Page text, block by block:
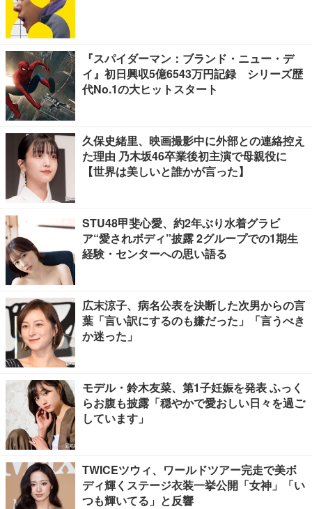
『スパイダーマン：ブランド・ニュー・デ
イ』初日興収5億6543万円記録 シリーズ歴
代No.1の大ヒットスタート
久保史緒里、映画撮影中に外部との連絡控え
た理由 乃木坂46卒業後初主演で母親役に
【世界は美しいと誰かが言った】
STU48甲斐心愛、約2年ぶり水着グラビ
ア“愛されボディ”披露 2グループでの1期生
経験・センターへの思い語る
広末涼子、病名公表を決断した次男からの言
葉「言い訳にするのも嫌だった」「言うべき
か迷った」
モデル・鈴木友菜、第1子妊娠を発表 ふっく
らお腹も披露「穏やかで愛おしい日々を過ご
しています」
TWICEツウィ、ワールドツアー完走で美ボ
ディ輝くステージ衣装一挙公開「女神」「い
つも輝いてる」と反響